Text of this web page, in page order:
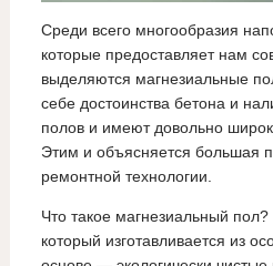
Среди всего многообразия
которые предоставляет нам
выделяются магнезиальные
себе достоинства бетона и
полов и имеют довольно
Этим и объясняется большая
ремонтной технологии.
Что такое магнезиальный
который изготавливается из